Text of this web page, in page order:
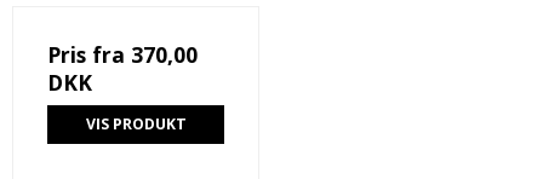
Pris fra 370,00
DKK
VIS PRODUKT